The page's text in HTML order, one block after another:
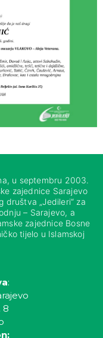
u septembru 2003.
zajednice Sarajevo
društva „Jedileri“ za
– Sarajevo, a
zajednice Bosne
tijelo u Islamskoj
:
8